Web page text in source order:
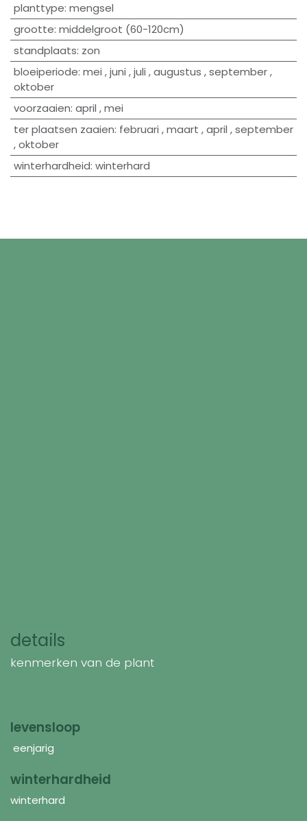
planttype: mengsel
grootte: middelgroot (60-120cm)
standplaats: zon
bloeiperiode: mei ,juni ,juli ,augustus ,september,
oktober
voorzaaien: april ,mei
ter plaatsen zaaien: februari ,maart ,april ,september
,oktober
winterhardheid: winterhard
details
kenmerken van de plant
levensloop
eenjarig
winterhardheid
winterhard